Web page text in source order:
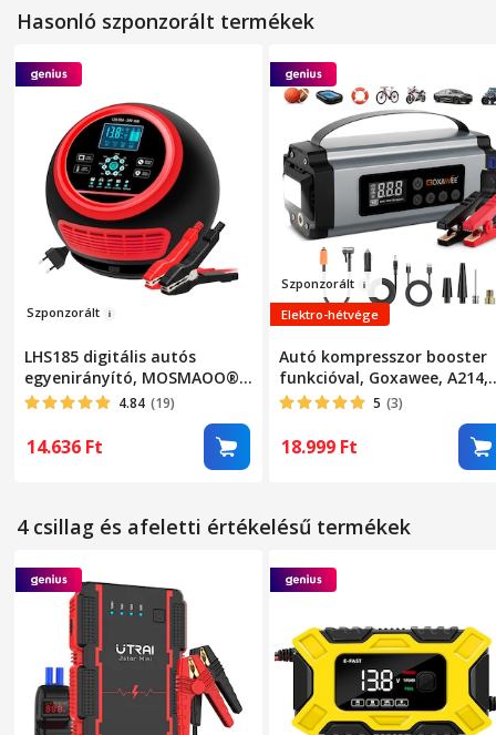
Hasonló szponzorált termékek
Szponzorált
LHS185 digitális autós
egyenirányító, MOSMAOO®,
12V 20A / 24V 10A, impulzus
akkumulátor javító funkció,
akkumulátor töltés LCD
rózsa/fekete
4.84 (19)
14.636 Ft
Szponzorált
Elektro-hétvége
Autó kompresszor booster
funkcióval, Goxawee, A214,
8000A, 12V, 3 LED világítási
mód, 150PSI, Hordozható,
9.0L benzinmotorhoz/8.0L
dízelmotorhoz, Fekete/
5 (3)
18.999 Ft
4 csillag és afeletti értékelésű termékek